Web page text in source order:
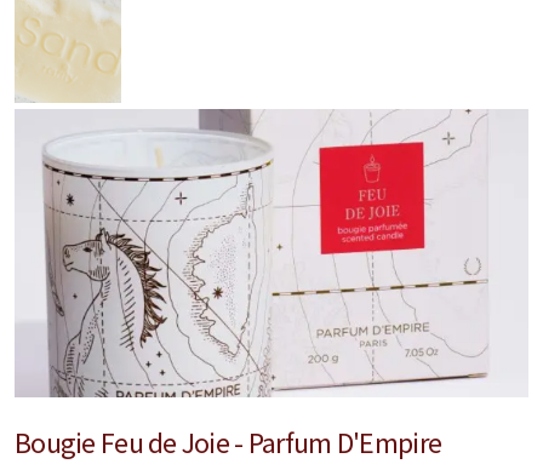
Bougie Feu de Joie - Parfum D'Empire
Marques Néerlandaises
Pure Distance
Marques Anglaises
Clive Christian
Marques Argentines
Altaia
Pour Lui